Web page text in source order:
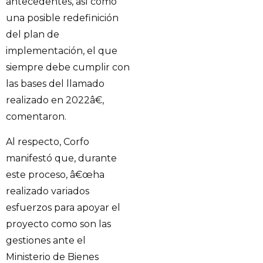
una posible redefinición
del plan de
implementación, el que
siempre debe cumplir con
las bases del llamado
realizado en 2022â€,
comentaron.
Al respecto, Corfo
manifestó que, durante
este proceso, â€œha
realizado variados
esfuerzos para apoyar el
proyecto como son las
gestiones ante el
Ministerio de Bienes